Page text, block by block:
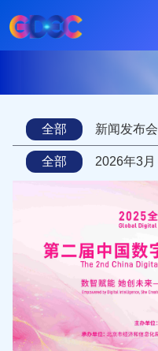
全部 新闻发布会
全部 2026年3月